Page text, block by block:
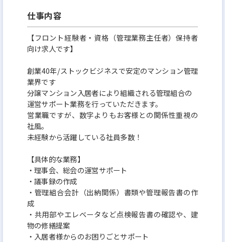
仕事内容
【フロント経験者・資格（管理業務主任者）保持者
向け求人です】
創業40年/ストックビジネスで安定のマンション管理
業界です
分譲マンション入居者により組織される管理組合の
運営サポート業務を行っていただきます。
営業職ですが、数字よりもお客様との関係性重視の
社風。
未経験から活躍している社員多数！
【具体的な業務】
・理事会、総会の運営サポート
・議事録の作成
・管理組合会計（出納関係）書類や管理報告書の作
成
・共用部やエレベータなど点検報告書の確認や、建
物の修繕提案
・入居者様からのお困りごとサポート